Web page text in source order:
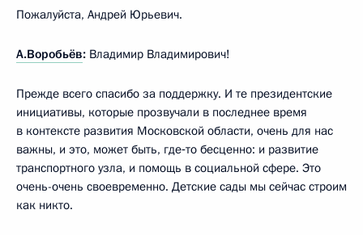
Пожалуйста, Андрей Юрьевич.
А.Воробьёв: Владимир Владимирович!
Прежде всего спасибо за поддержку. И те президентские
инициативы, которые прозвучали в последнее время
в контексте развития Московской области, очень для нас
важны, и это, может быть, где‑то бесценно: и развитие
транспортного узла, и помощь в социальной сфере. Это
очень-очень своевременно. Детские сады мы сейчас строим
как никто.